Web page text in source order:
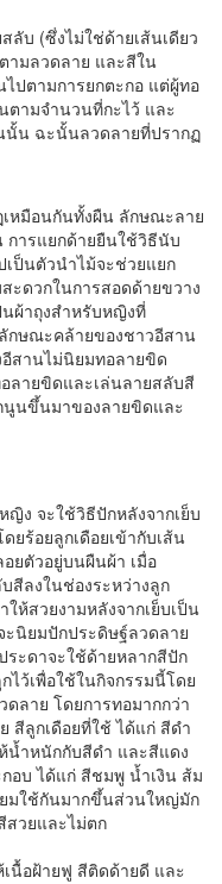
บ (ซึ่งไม่ใช่ด้ายเส้นเดียว
ามลวดลาย และสีใน
ปตามการยกตะกอ แต่ผู้ทอ
ามจำนวนที่กะไว้ และ
นั้น ฉะนั้นลวดลายที่ปรากฏ
มือนกันทั้งผืน ลักษณะลาย
ารแยกด้ายยืนใช้วิธีนับ
เป็นตัวนำไม้จะช่วยแยก
ะดวกในการสอดด้ายขวาง
นผ้าถุงสำหรับหญิงที่
กษณะคล้ายของชาวอีสาน
สานไม่นิยมทอลายขิด
ลายขิดและเล่นลายสลับสี
นูนขึ้นมาของลายขิดและ
ง จะใช้วิธีปักหลังจากเย็บ
ยร้อยลูกเดือยเข้ากับเส้น
ยตัวอยู่บนผืนผ้า เมื่อ
สีลงในช่องระหว่างลูก
ห้สวยงามหลังจากเย็บเป็น
ะนิยมปักประดิษฐ์ลวดลาย
ะดาจะใช้ด้ายหลากสีปัก
ไว้เพื่อใช้ในกิจกรรมนี้โดย
ลาย โดยการทอมากกว่า
สีลูกเดือยที่ใช้ ได้แก่ สีดำ
นํ้าหนักกับสีดำ และสีแดง
อบ ได้แก่ สีชมพู น้ำเงิน ส้ม
มใช้กันมากขึ้นส่วนใหญ่มัก
สวยและไม่ตก
อฝ้ายฟู สีติดด้ายดี และ